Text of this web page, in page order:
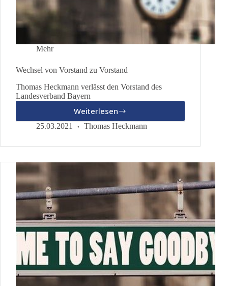
Mehr
Wechsel von Vorstand zu Vorstand
Thomas Heckmann verlässt den Vorstand des
Landesverband Bayern
Weiterlesen
Wechsel
von
zu
25.03.2021 Thomas Heckmann